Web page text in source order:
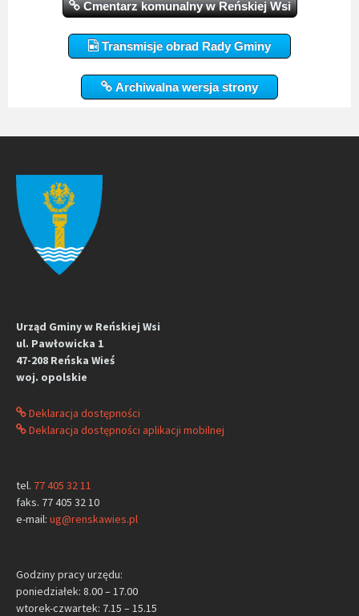
Cmentarz komunalny w Reńskiej Wsi
Transmisje obrad Rady Gminy
Archiwalna wersja strony
Urząd Gminy w Reńskiej Wsi
ul. Pawłowicka 1
47-208 Reńska Wieś
woj. opolskie
Deklaracja dostępności
Deklaracja dostępności aplikacji mobilnej
tel. 77 405 32 11
faks. 77 405 32 10
e-mail: ug@renskawies.pl
Godziny pracy urzędu:
poniedziałek: 8.00 – 17.00
wtorek-czwartek: 7.15 – 15.15